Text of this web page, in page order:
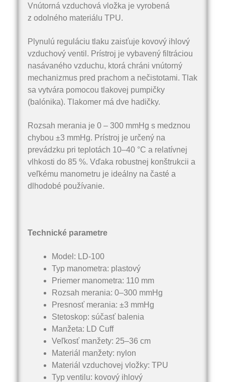
Vnútorná vzduchová vložka je vyrobená
z odolného materiálu TPU.
Plynulú reguláciu tlaku zaisťuje kovový ihlový
vzduchový ventil. Prístroj je vybavený filtráciou
nasávaného vzduchu, ktorá chráni vnútorný
mechanizmus pred prachom a nečistotami. Tlak
sa vytvára pomocou tlakovej pumpičky
(balónika). Tlakomer má dve hadičky.
Rozsah merania je 0 – 300 mmHg s medznou
chybou ±3 mmHg. Prístroj je určený na
prevádzku pri teplotách 10–40 °C a relatívnej
vlhkosti do 85 %. Vďaka robustnej konštrukcii a
veľkému manometru je ideálny na časté a
dlhodobé používanie.
Technické parametre
Model: LD-100
Typ manometra: plastový
Priemer manometra: 110 mm
Rozsah merania: 0–300 mmHg
Presnosť merania: ±3 mmHg
Stetoskop: súčasť balenia
Manžeta: LD Cuff
Veľkosť manžety: 25–36 cm
Materiál manžety: nylon
Materiál vzduchovej vložky: TPU
Typ ventilu: kovový ihlový